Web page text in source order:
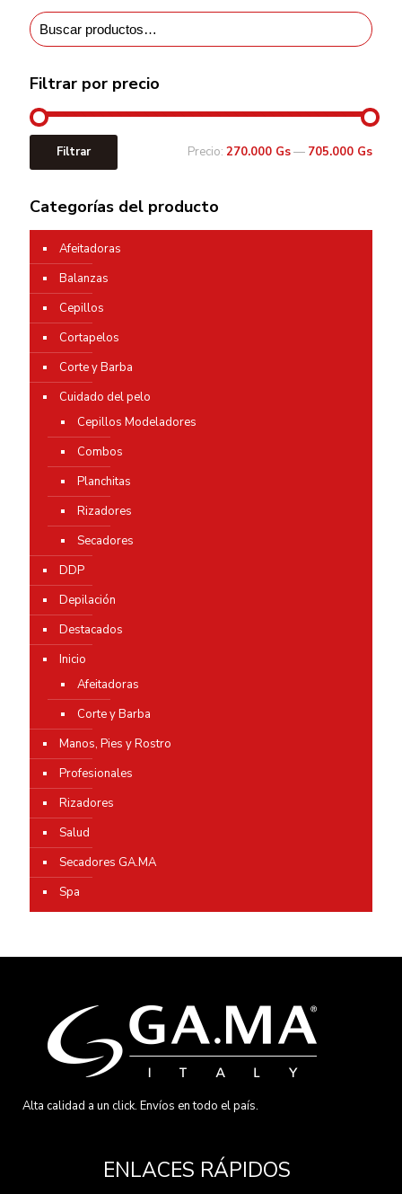
Filtrar por precio
Filtrar Precio: 270.000 Gs— 705.000 Gs
Categorías del producto
Afeitadoras
Balanzas
Cepillos
Cortapelos
Corte y Barba
Cuidado del pelo
Cepillos Modeladores
Combos
Planchitas
Rizadores
Secadores
DDP
Depilación
Destacados
Inicio
Afeitadoras
Corte y Barba
Manos, Pies y Rostro
Profesionales
Rizadores
Salud
Secadores GA.MA
Spa
Alta calidad a un click. Envíos en todo el país.
ENLACES RÁPIDOS